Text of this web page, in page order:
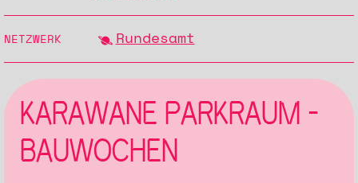
NETZWERK Rundesamt
KARAWANE PARKRAUM –
BAUWOCHEN